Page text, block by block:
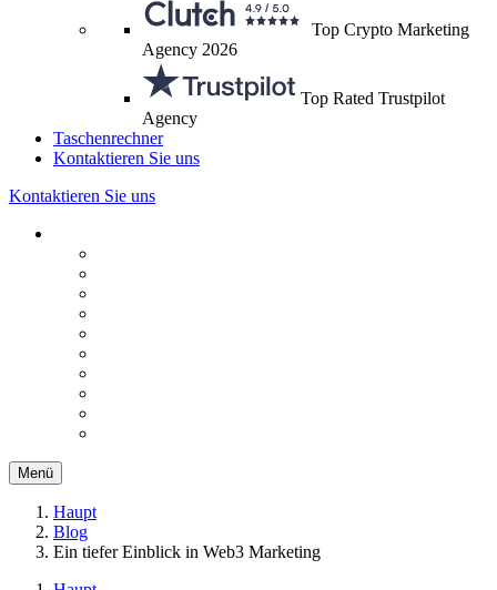
Top Crypto Marketing
Agency 2026
Top Rated Trustpilot
Agency
Taschenrechner
Kontaktieren Sie uns
Kontaktieren Sie uns
Menü
Haupt
Blog
Ein tiefer Einblick in Web3 Marketing